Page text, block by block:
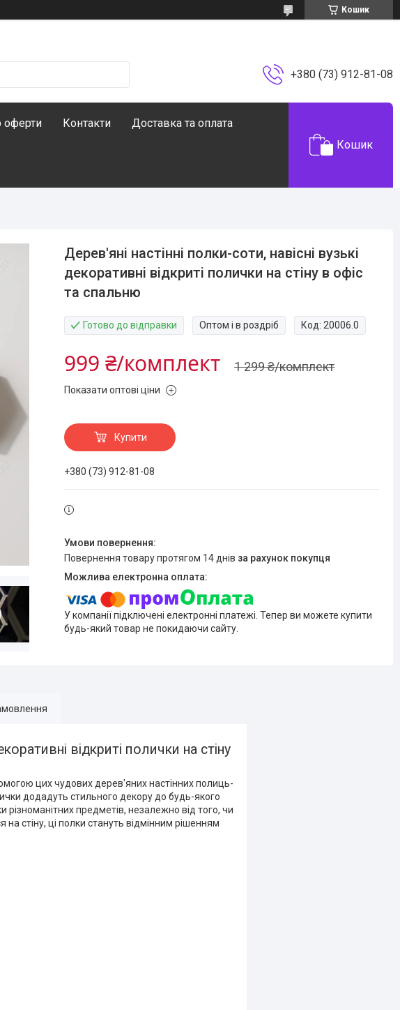
Кошик
+380 (73) 912-81-08
оферти Контакти Доставка та оплата
Кошик
Дерев'яні настінні полки-соти, навісні вузькі
декоративні відкриті полички на стіну в офіс
та спальню
Готово до відправки Оптом і в роздріб Код: 20006.0
1 299 ₴/комплект
999 ₴/комплект
Показати оптові ціни
Купити
+380 (73) 912-81-08
повернення товару протягом 14 днів за рахунок покупця
У компанії підключені електронні платежі. Тепер ви можете купити
будь-який товар не покидаючи сайту.
відкриті полички на стіну
цих чудових дерев'яних настінних полиць-
додадуть стильного декору до будь-якого
різноманітних предметів, незалежно від того, чи
стіну, ці полки стануть відмінним рішенням